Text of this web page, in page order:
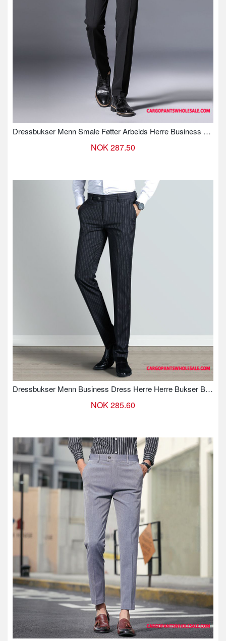
Dressbukser Menn Smale Føtter Arbeids Herre Business Bukser Dress
NOK 287.50
Dressbukser Menn Business Dress Herre Herre Bukser Bukser Nye
NOK 285.60